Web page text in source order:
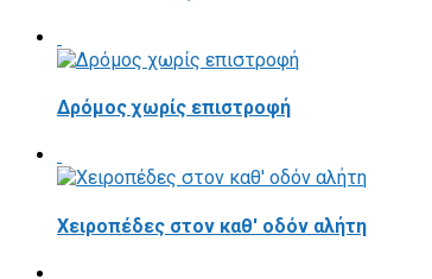
Δρόμος χωρίς επιστροφή
Χειροπέδες στον καθ' οδόν αλήτη